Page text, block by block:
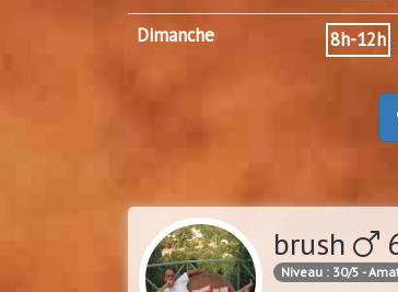
Dimanche 8h-12h
brush
Niveau : 30/5 -